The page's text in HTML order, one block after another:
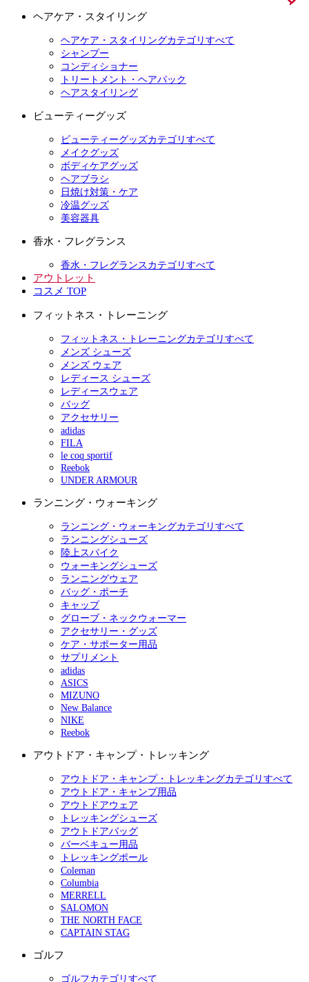
ヘアケア・スタイリング
ヘアケア・スタイリングカテゴリすべて
シャンプー
コンディショナー
トリートメント・ヘアパック
ヘアスタイリング
ビューティーグッズ
ビューティーグッズカテゴリすべて
メイクグッズ
ボディケアグッズ
ヘアブラシ
日焼け対策・ケア
冷温グッズ
美容器具
香水・フレグランス
香水・フレグランスカテゴリすべて
アウトレット
コスメ TOP
フィットネス・トレーニング
フィットネス・トレーニングカテゴリすべて
メンズ シューズ
メンズ ウェア
レディース シューズ
レディースウェア
バッグ
アクセサリー
adidas
FILA
le coq sportif
Reebok
UNDER ARMOUR
ランニング・ウォーキング
ランニング・ウォーキングカテゴリすべて
ランニングシューズ
陸上スパイク
ウォーキングシューズ
ランニングウェア
バッグ・ポーチ
キャップ
グローブ・ネックウォーマー
アクセサリー・グッズ
ケア・サポーター用品
サプリメント
adidas
ASICS
MIZUNO
New Balance
NIKE
Reebok
アウトドア・キャンプ・トレッキング
アウトドア・キャンプ・トレッキングカテゴリすべて
アウトドア・キャンプ用品
アウトドアウェア
トレッキングシューズ
アウトドアバッグ
バーベキュー用品
トレッキングポール
Coleman
Columbia
MERRELL
SALOMON
THE NORTH FACE
CAPTAIN STAG
ゴルフ
ゴルフカテゴリすべて